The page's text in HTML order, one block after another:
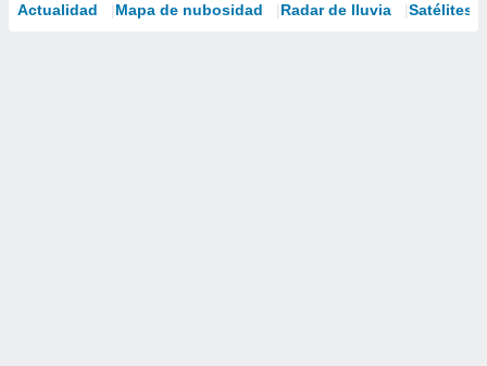
Actualidad Mapa de nubosidad Radar de lluvia Satélites